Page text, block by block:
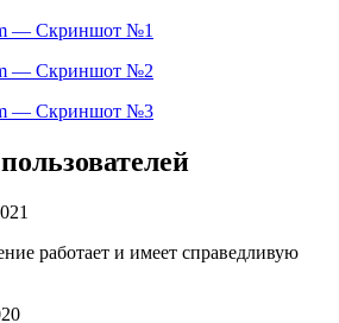
работает и имеет справедливую